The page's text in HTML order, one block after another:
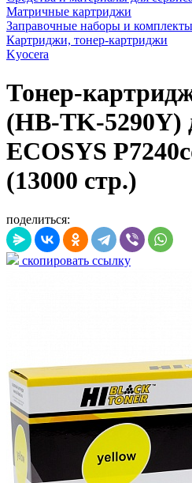
Матричные картриджи
Заправочные наборы и комплекты
Картриджи, тонер-картриджи
Kyocera
Тонер-
(HB-TK-5290Y)
ECOSYS
(13000 стр.)
поделиться:
скопировать ссылку